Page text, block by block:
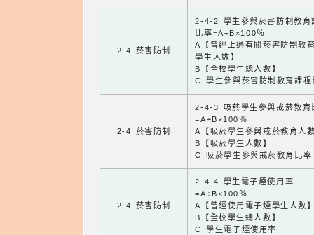
2-4 菸害防制
2-4-2 學生參與菸害防制教育
比率=A÷B×100％
A【曾經上過有關菸害防制教
學生人數】
B【全校學生總人數】
C 學生參與菸害防制教育課程
2-4 菸害防制
2-4-3 吸菸學生參與戒菸教育
=A÷B×100％
A【吸菸學生參與戒菸教育人
B【吸菸學生人數】
C 吸菸學生參與戒菸教育比率
2-4 菸害防制
2-4-4 學生電子煙使用率
=A÷B×100％
A【曾經使用電子煙學生人數
B【全校學生總人數】
C 學生電子煙使用率